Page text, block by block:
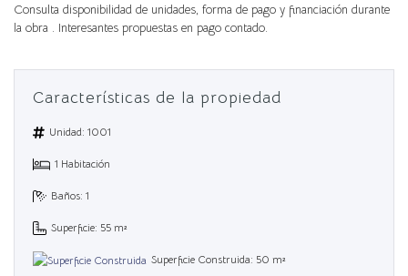
Consulta disponibilidad de unidades, forma de pago y financiación durante
la obra . Interesantes propuestas en pago contado.
Características de la propiedad
Unidad: 1001
1 Habitación
Baños: 1
Superficie: 55 m²
Superficie Construida: 50 m²